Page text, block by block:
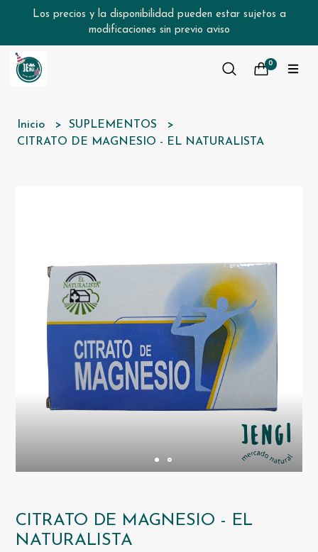
Los precios y la disponibilidad pueden estar sujetos a
modificaciones sin previo aviso
0
Inicio
SUPLEMENTOS
CITRATO DE MAGNESIO - EL NATURALISTA
CITRATO DE MAGNESIO - EL
NATURALISTA